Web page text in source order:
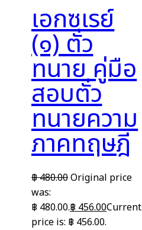
เอกซเรย์
(๑) ตั๋ว
ทนาย คู่มือ
สอบตั๋ว
ทนายความ
ภาคทฤษฎี
฿480.00Original price
was:
฿ 480.00.฿456.00Current
price is: ฿ 456.00.